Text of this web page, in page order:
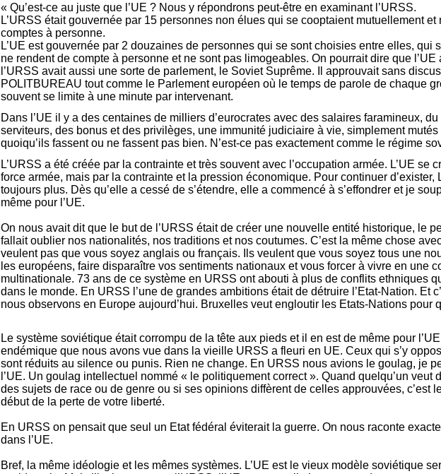
« Qu’est-ce au juste que l’UE ? Nous y répondrons peut-être en examinant l’URSS.
L’URSS était gouvernée par 15 personnes non élues qui se cooptaient mutuellement et
comptes à personne.
L’UE est gouvernée par 2 douzaines de personnes qui se sont choisies entre elles, qui
ne rendent de compte à personne et ne sont pas limogeables. On pourrait dire que
l’URSS avait aussi une sorte de parlement, le Soviet Suprême. Il approuvait sans
POLITBUREAU tout comme le Parlement européen où le temps de parole de chaque
souvent se limite à une minute par intervenant.
Dans l’UE il y a des centaines de milliers d’eurocrates avec des salaires faramineux,
serviteurs, des bonus et des privilèges, une immunité judiciaire à vie, simplement mutés
quoiqu’ils fassent ou ne fassent pas bien. N’est-ce pas exactement comme le régime
L’URSS a été créée par la contrainte et très souvent avec l’occupation armée. L’UE se
force armée, mais par la contrainte et la pression économique. Pour continuer d’exister,
toujours plus. Dès qu’elle a cessé de s’étendre, elle a commencé à s’effondrer et je
même pour l’UE.
On nous avait dit que le but de l’URSS était de créer une nouvelle entité historique, le
fallait oublier nos nationalités, nos traditions et nos coutumes. C’est la même chose
veulent pas que vous soyez anglais ou français. Ils veulent que vous soyez tous une
les européens, faire disparaître vos sentiments nationaux et vous forcer à vivre en une
multinationale. 73 ans de ce système en URSS ont abouti à plus de conflits ethniques
dans le monde. En URSS l’une de grandes ambitions était de détruire l’Etat-Nation. Et
nous observons en Europe aujourd’hui. Bruxelles veut engloutir les Etats-Nations pour
Le système soviétique était corrompu de la tête aux pieds et il en est de même pour
endémique que nous avons vue dans la vieille URSS a fleuri en UE. Ceux qui s’y
sont réduits au silence ou punis. Rien ne change. En URSS nous avions le goulag, je
l’UE. Un goulag intellectuel nommé « le politiquement correct ». Quand quelqu’un veut
des sujets de race ou de genre ou si ses opinions diffèrent de celles approuvées, c’est
début de la perte de votre liberté.
En URSS on pensait que seul un Etat fédéral éviterait la guerre. On nous raconte
dans l’UE.
Bref, la même idéologie et les mêmes systèmes. L’UE est le vieux modèle soviétique